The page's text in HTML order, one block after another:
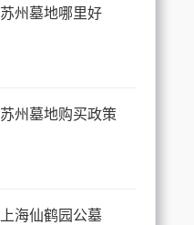
苏州墓地哪里好
苏州墓地购买政策
上海仙鹤园公墓